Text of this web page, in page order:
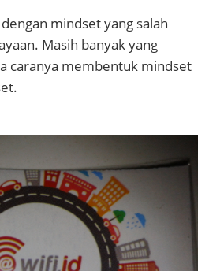
mindset yang salah
Masih banyak yang
caranya membentuk mindset